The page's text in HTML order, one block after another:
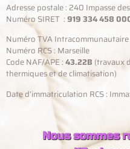
Adresse postale : 240 Impasse
Numéro SIRET :919 334 458
Numéro TVA Intracommunautaire
Numéro RCS : Marseille
Code NAF/APE :43.22B (travaux
thermiques et de climatisation)
Date d’immatriculation RCS :
Nous sommes